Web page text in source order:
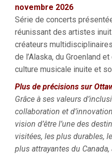
novembre 2026
Série de concerts
réunissant des artistes
créateurs
de l’Alaska, du Groenland
culture musicale inuite et
Plus de précisions sur
Grâce à ses valeurs
collaboration et
vision d’être l’une des
visitées, les plus durables,
plus attrayantes du